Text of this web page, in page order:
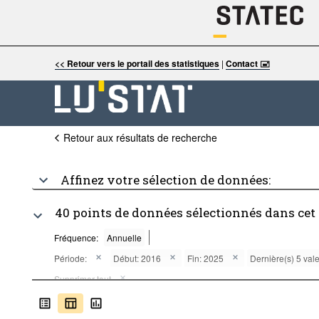
<< Retour vers le portail des statistiques| Contact 🖃
Retour aux résultats de recherche
Affinez votre sélection de données:
40 points de données sélectionnés dans cet
Fréquence:
Annuelle
Période:
Début: 2016 Fin: 2025
Dernière(s) 5
Supprimer tout